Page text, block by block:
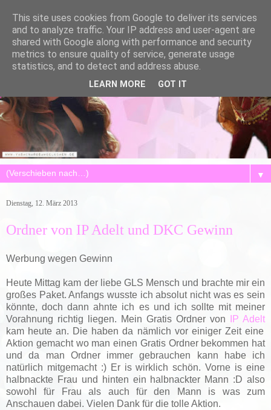
▼
Dienstag, 12. März 2013
Ordner von IP Adelt und DKC Gewinn
Werbung wegen Gewinn
Heute Mittag kam der liebe GLS Mensch und brachte mir ein
großes Paket. Anfangs wusste ich absolut nicht was es sein
könnte, doch dann ahnte ich es und ich sollte mit meiner
Vorahnung richtig liegen. Mein Gratis Ordner von IP Adelt
kam heute an. Die haben da nämlich vor einiger Zeit eine
Aktion gemacht wo man einen Gratis Ordner bekommen hat
und da man Ordner immer gebrauchen kann habe ich
natürlich mitgemacht :) Er is wirklich schön. Vorne is eine
halbnackte Frau und hinten ein halbnackter Mann :D also
sowohl für Frau als auch für den Mann is was zum
Anschauen dabei. Vielen Dank für die tolle Aktion.
This site uses cookies from Google to deliver its services
and to analyze traffic. Your IP address and user-agent are
shared with Google along with performance and security
metrics to ensure quality of service, generate usage
statistics, and to detect and address abuse.
LEARN MORE GOT IT